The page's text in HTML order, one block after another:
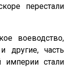
перестали
воеводство,
другие, часть
империи стали